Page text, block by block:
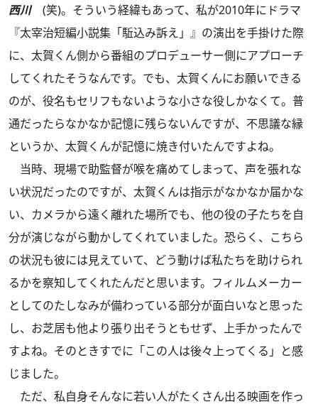
西川(笑)。そういう経緯もあって、私が2010年にドラマ
『太宰治短編小説集「駈込み訴え」』の演出を手掛けた際
に、太賀くん側から番組のプロデューサー側にアプローチ
してくれたそうなんです。でも、太賀くんにお願いできる
のが、役名もセリフもないような小さな役しかなくて。普
通だったらなかなか記憶に残らないんですが、不思議な縁
というか、太賀くんが記憶に焼き付いたんですよね。
当時、現場で助監督が喉を痛めてしまって、声を張れな
い状況だったのですが、太賀くんは指示がなかなか届かな
い、カメラから遠く離れた場所でも、他の役の子たちを自
分が演じながら動かしてくれていました。恐らく、こちら
の状況も彼には見えていて、どう動けば私たちを助けられ
るかを察知してくれたんだと思います。フィルムメーカー
としてのたしなみが備わっている部分が面白いなと思った
し、お芝居も他より張り出そうともせず、上手かったんで
すよね。そのときすでに「この人は後々上ってくる」と感
じました。
ただ、私自身そんなに若い人がたくさん出る映画を作っ